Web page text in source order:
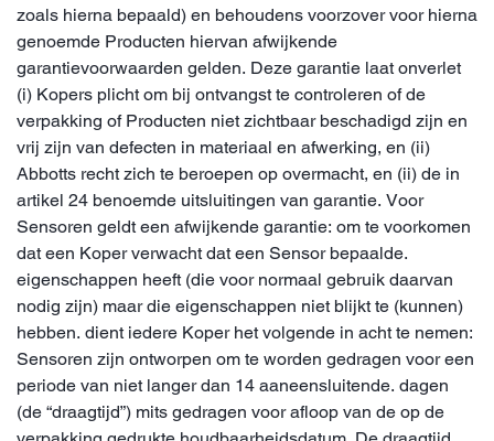
zoals hierna bepaald) en behoudens voorzover voor hierna
genoemde Producten hiervan afwijkende
garantievoorwaarden gelden. Deze garantie laat onverlet
(i) Kopers plicht om bij ontvangst te controleren of de
verpakking of Producten niet zichtbaar beschadigd zijn en
vrij zijn van defecten in materiaal en afwerking, en (ii)
Abbotts recht zich te beroepen op overmacht, en (ii) de in
artikel 24 benoemde uitsluitingen van garantie. Voor
Sensoren geldt een afwijkende garantie: om te voorkomen
dat een Koper verwacht dat een Sensor bepaalde.
eigenschappen heeft (die voor normaal gebruik daarvan
nodig zijn) maar die eigenschappen niet blijkt te (kunnen)
hebben. dient iedere Koper het volgende in acht te nemen:
Sensoren zijn ontworpen om te worden gedragen voor een
periode van niet langer dan 14 aaneensluitende. dagen
(de “draagtijd”) mits gedragen voor afloop van de op de